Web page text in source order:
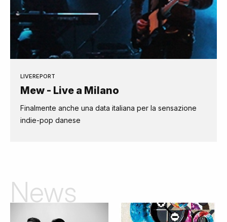
LIVEREPORT
Mew - Live a Milano
Finalmente anche una data italiana per la sensazione
indie-pop danese
News